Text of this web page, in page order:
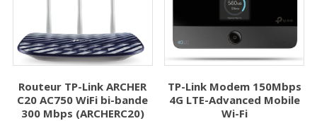
Routeur TP-Link ARCHER
C20 AC750 WiFi bi-bande
300 Mbps (ARCHERC20)
TP-Link Modem 150Mbps
4G LTE-Advanced Mobile
Wi-Fi